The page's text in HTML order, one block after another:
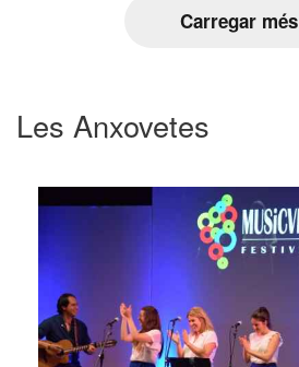
Carregar més
Les Anxovetes